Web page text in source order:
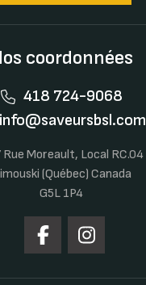
coordonnées
418 724-9068
info@saveursbsl.com
Moreault, Local RC.04
(Québec) Canada
G5L 1P4